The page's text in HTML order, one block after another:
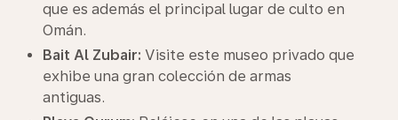
que es además el principal lugar de culto en
Omán.
Bait Al Zubair: Visite este museo privado que
exhibe una gran colección de armas
antiguas.